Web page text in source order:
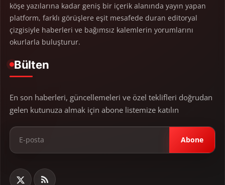
köşe yazılarına kadar geniş bir içerik alanında yayın yapan
platform, farklı görüşlere eşit mesafede duran editoryal
çizgisiyle haberleri ve bağımsız kalemlerin yorumlarını
okurlarla buluşturur.
Bülten
En son haberleri, güncellemeleri ve özel teklifleri doğrudan
gelen kutunuza almak için abone listemize katılın
Abone